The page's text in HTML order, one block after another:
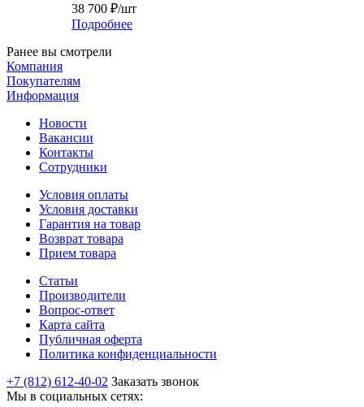
38 700 ₽/шт
Подробнее
Ранее вы смотрели
Компания
Покупателям
Информация
Новости
Вакансии
Контакты
Сотрудники
Условия оплаты
Условия доставки
Гарантия на товар
Возврат товара
Прием товара
Статьи
Производители
Вопрос-ответ
Карта сайта
Публичная оферта
Политика конфиденциальности
+7 (812) 612-40-02 Заказать звонок
Мы в социальных сетях: